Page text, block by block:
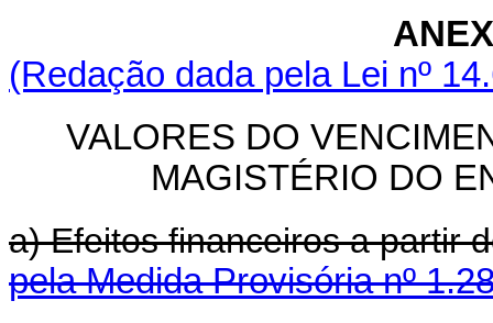
(Redação dada pela Lei nº
VALORES DO
MAGISTÉRIO DO
a) Efeitos financeiros a
pela Medida Provisória nº